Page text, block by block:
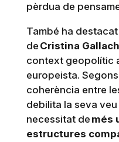
pèrdua de
També ha
de Cristina Gallach
context geopolític
europeista.
coherència entre
debilita la seva
necessitat de més
estructures